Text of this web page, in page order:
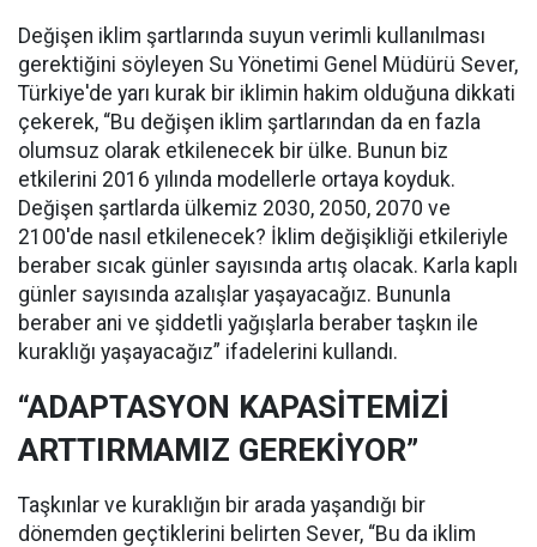
Değişen iklim şartlarında suyun verimli kullanılması
gerektiğini söyleyen Su Yönetimi Genel Müdürü Sever,
Türkiye'de yarı kurak bir iklimin hakim olduğuna dikkati
çekerek, “Bu değişen iklim şartlarından da en fazla
olumsuz olarak etkilenecek bir ülke. Bunun biz
etkilerini 2016 yılında modellerle ortaya koyduk.
Değişen şartlarda ülkemiz 2030, 2050, 2070 ve
2100'de nasıl etkilenecek? İklim değişikliği etkileriyle
beraber sıcak günler sayısında artış olacak. Karla kaplı
günler sayısında azalışlar yaşayacağız. Bununla
beraber ani ve şiddetli yağışlarla beraber taşkın ile
kuraklığı yaşayacağız” ifadelerini kullandı.
“ADAPTASYON KAPASİTEMİZİ
ARTTIRMAMIZ GEREKİYOR”
Taşkınlar ve kuraklığın bir arada yaşandığı bir
dönemden geçtiklerini belirten Sever, “Bu da iklim